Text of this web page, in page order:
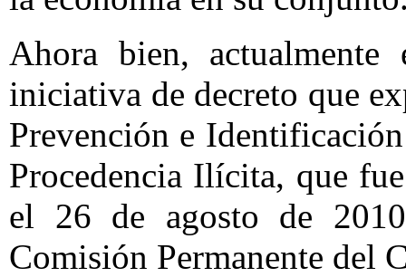
Ahora bien,
iniciativa de decreto que
Prevención e
Procedencia Ilícita, que
el 26 de agosto de
Comisión Permanente del